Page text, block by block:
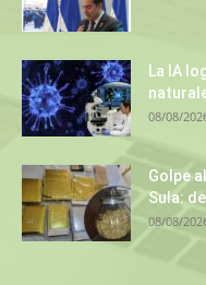
La IA
08/08/
Golpe
Sula:
08/08/